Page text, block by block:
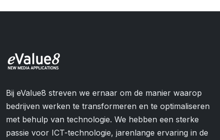
Bij eValue8 streven we ernaar om de manier waarop
bedrijven werken te transformeren en te optimaliseren
met behulp van technologie. We hebben een sterke
passie voor ICT-technologie, jarenlange ervaring in de